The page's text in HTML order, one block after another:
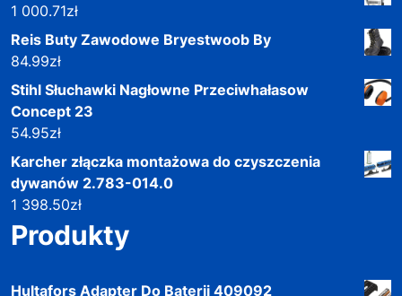
1 000.71zł
Reis Buty Zawodowe Bryestwoob By
84.99zł
Stihl Słuchawki Nagłowne Przeciwhałasow
Concept 23
54.95zł
Karcher złączka montażowa do czyszczenia
dywanów 2.783-014.0
1 398.50zł
Produkty
Hultafors Adapter Do Baterii 409092